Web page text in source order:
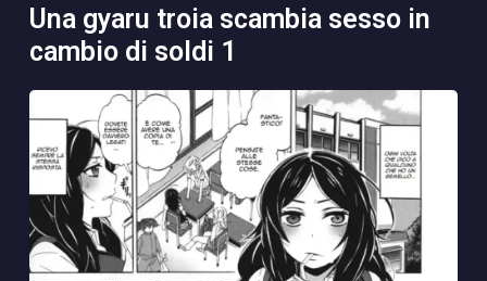
una gyaru troia scambia sesso in
cambio di soldi 1